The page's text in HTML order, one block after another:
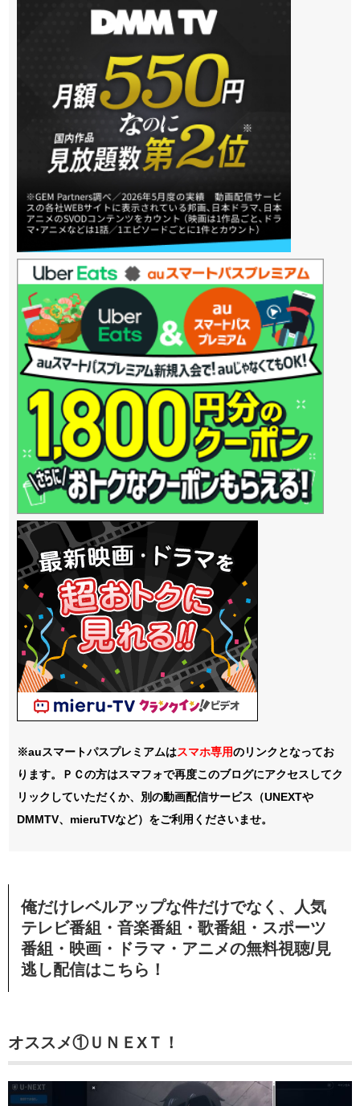
※auスマートパスプレミアムはスマホ専用のリンクとなってお
ります。ＰＣの方はスマフォで再度このブログにアクセスしてク
リックしていただくか、別の動画配信サービス（UNEXTや
DMMTV、mieruTVなど）をご利用くださいませ。
俺だけレベルアップな件だけでなく、人気
テレビ番組・音楽番組・歌番組・スポーツ
番組・映画・ドラマ・アニメの無料視聴/見
逃し配信はこちら！
オススメ①ＵＮＥXＴ！